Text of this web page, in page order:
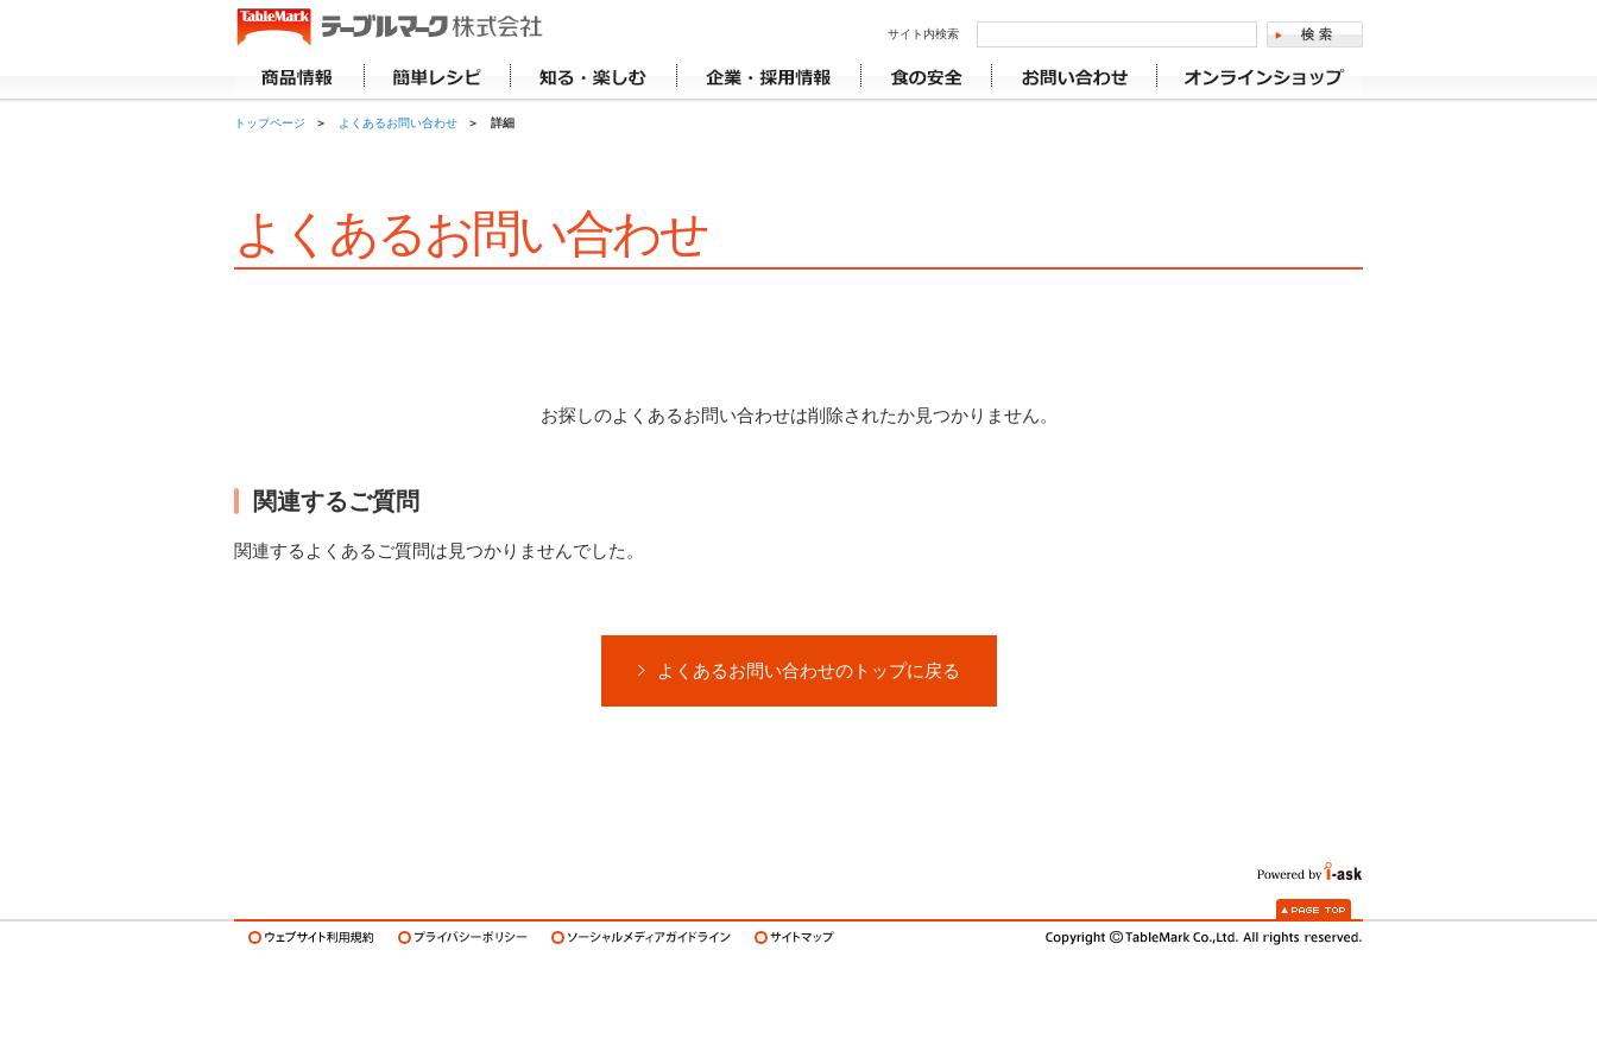
トップページ よくあるお問い合わせ 詳細
よくあるお問い合わせ
お探しのよくあるお問い合わせは削除されたか見つかりません。
関連するご質問
関連するよくあるご質問は見つかりませんでした。
よくあるお問い合わせのトップに戻る